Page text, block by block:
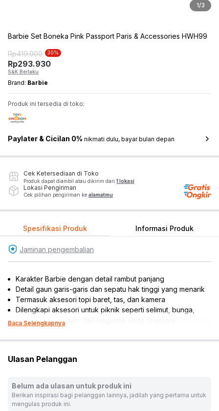
1/3
Barbie Set Boneka Pink Passport Paris & Accessories HWH99
Rp419.900 30%
Rp293.930
S&K Berlaku
Brand: Barbie
Produk ini tersedia di toko:
Paylater & Cicilan 0% nikmati dulu, bayar bulan depan
Cek Ketersediaan di Toko
Produk dapat diambil atau dikirim dari 1 lokasi
Lokasi Pengiriman
Cek pilihan pengiriman ke alamatmu
Spesifikasi Produk Informasi Produk
Jaminan pengembalian
Karakter Barbie dengan detail rambut panjang
Detail gaun garis-garis dan sepatu hak tinggi yang menarik
Termasuk aksesori topi baret, tas, dan kamera
Dilengkapi aksesori untuk piknik seperti selimut, bunga,
keranjang anyaman, dan baguette serta croissant
permainan
Cocok dijadikan koleksi atau referensi hadiah
Rekomendasi gender pengguna: girls
Karakter: Barbie
Material: plastik
Baca Selengkapnya
Ulasan Pelanggan
Belum ada ulasan untuk produk ini
Berikan inspirasi bagi pelanggan lainnya, jadilah yang pertama untuk
mengulas produk ini.